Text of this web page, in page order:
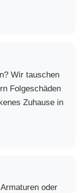
Wir tauschen
Folgeschäden
Zuhause in
oder